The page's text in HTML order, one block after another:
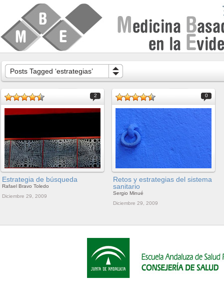
Posts Tagged ‘estrategias’
2
Estrategia de búsqueda
Rafael Bravo Toledo
Diciembre 29, 2009
0
Retos y estrategias del sistema
sanitario
Sergio Minué
Diciembre 29, 2009